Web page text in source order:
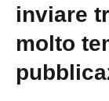
Quali tipi di
dropshipping?
Posso usare gli
inviare
molto